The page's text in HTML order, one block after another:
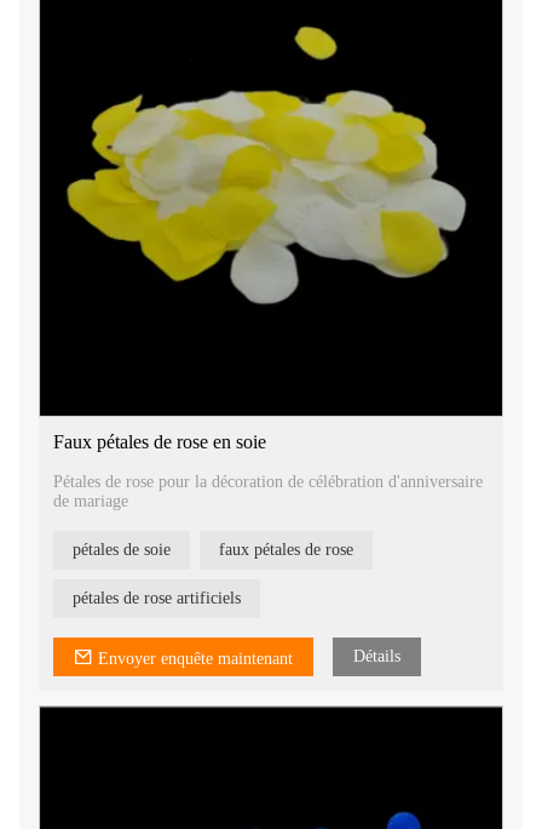
Faux pétales de rose en soie
Pétales de rose pour la décoration de célébration d'anniversaire
de mariage
pétales de soie faux pétales de rose
pétales de rose artificiels
Envoyer enquête maintenant Détails